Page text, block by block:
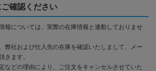
確認ください
報については、実際の在庫情報と連動しておりませ
弊社および仕入先の在庫を確認いたしまして、メー
きます。
などの理由により、ご注文をキャンセルさせていた